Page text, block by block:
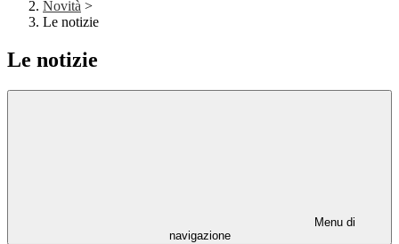
Novità >
Le notizie
Le notizie
Menu di
navigazione